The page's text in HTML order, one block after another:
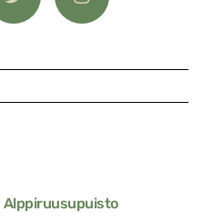
Alppiruusupuisto